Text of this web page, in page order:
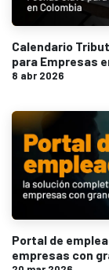
Calendario
para Empresas
8 abr 2026
Portal de
empresas con